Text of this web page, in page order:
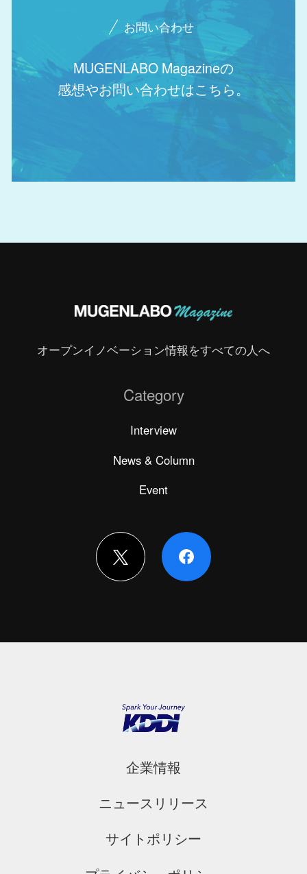
お問い合わせ
MUGENLABO Magazineの
感想やお問い合わせはこちら。
オープンイノベーション情報をすべての人へ
Category
Interview
News & Column
Event
企業情報
ニュースリリース
サイトポリシー